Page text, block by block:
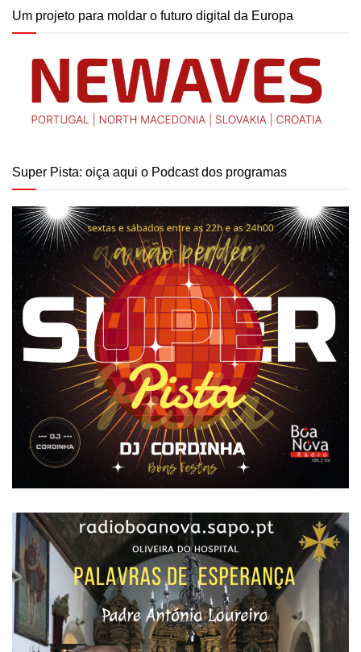
Um projeto para moldar o futuro digital da Europa
Super Pista: oiça aqui o Podcast dos programas